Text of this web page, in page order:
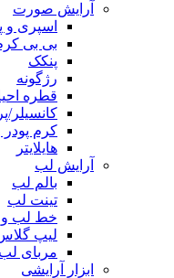
آرایش صورت
اسپری و
بی بی
پنکک
رژگونه
قطره
کانسیلر/
کرم
هایلایتر
آرایش لب
بالم لب
تینت لب
خط لب و
لیپ
مربای
ابزار آرایشی